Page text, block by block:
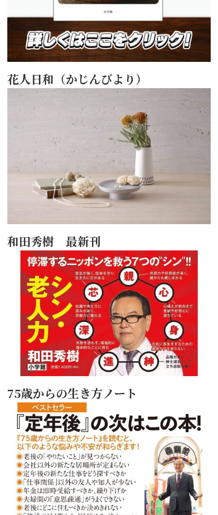
花人日和（かじんびより）
和田秀樹 最新刊
75歳からの生き方ノート